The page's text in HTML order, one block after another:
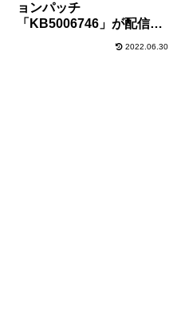
ョンパッチ
「KB5006746」が配信開
2022.06.30